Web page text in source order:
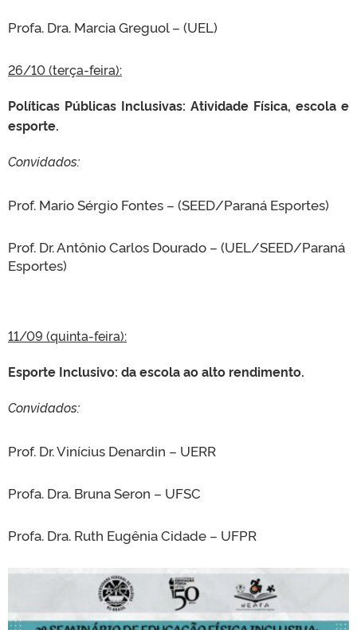
Profa. Dra. Marcia Greguol – (UEL)
26/10 (terça-feira):
Políticas Públicas Inclusivas: Atividade Física, escola e
esporte.
Convidados:
Prof. Mario Sérgio Fontes – (SEED/Paraná Esportes)
Prof. Dr. Antônio Carlos Dourado – (UEL/SEED/Paraná
Esportes)
11/09 (quinta-feira):
Esporte Inclusivo: da escola ao alto rendimento.
Convidados:
Prof. Dr. Vinícius Denardin – UERR
Profa. Dra. Bruna Seron – UFSC
Profa. Dra. Ruth Eugênia Cidade – UFPR